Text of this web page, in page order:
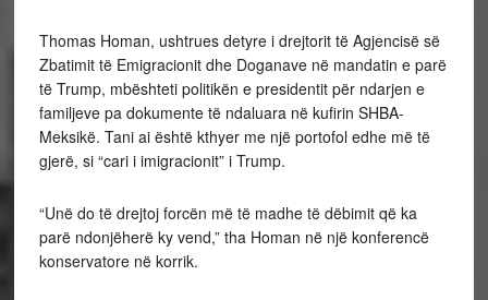
Thomas Homan, ushtrues detyre i drejtorit të Agjencisë së
Zbatimit të Emigracionit dhe Doganave në mandatin e parë
të Trump, mbështeti politikën e presidentit për ndarjen e
familjeve pa dokumente të ndaluara në kufirin SHBA-
Meksikë. Tani ai është kthyer me një portofol edhe më të
gjerë, si “cari i imigracionit” i Trump.
“Unë do të drejtoj forcën më të madhe të dëbimit që ka
parë ndonjëherë ky vend,” tha Homan në një konferencë
konservatore në korrik.